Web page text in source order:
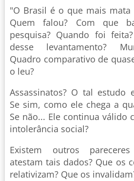
"O Brasil é o que mais mata
Quem falou? Com que
pesquisa? Quando foi
desse levantamento?
Quadro comparativo de
o leu?
Assassinatos? O tal estudo
Se sim, como ele chega a
Se não... Ele continua válido
intolerância social?
Existem outros
atestam tais dados? Que os
relativizam? Que os